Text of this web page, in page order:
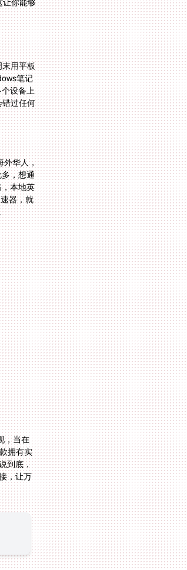
用平板
笔记
设备上
过任何
外华人，
，想通
本地英
器，就
，当在
来的情感隔阂。选择一款拥有实
问题能得到迅速响应。说到底，
的声音与热情。这份连接，让万